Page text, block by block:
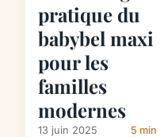
pratique du
babybel maxi
pour les
familles
modernes
13 juin 2025 5 min